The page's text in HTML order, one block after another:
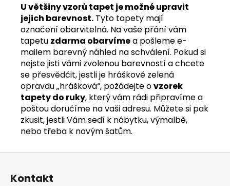
U většiny vzorů tapet je možné upravit
jejich barevnost. Tyto tapety mají
označení obarvitelná. Na vaše přání vám
tapetu zdarma obarvímea pošleme e-
mailem barevný náhled na schválení. Pokud si
nejste jisti vámi zvolenou barevností a chcete
se přesvědčit, jestli je hráškově zelená
opravdu „hrášková“, požádejte ovzorek
tapety do ruky, který vám rádi připravíme a
poštou doručíme na vaši adresu. Můžete si pak
zkusit, jestli Vám sedí k nábytku, výmalbě,
nebo třeba k novým šatům.
Z
Kontakt